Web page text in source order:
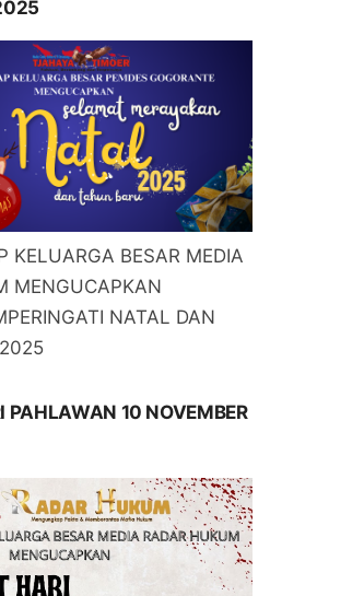
KELUARGA BESAR MEDIA
MENGUCAPKAN
NATAL DAN
PAHLAWAN 10 NOVEMBER